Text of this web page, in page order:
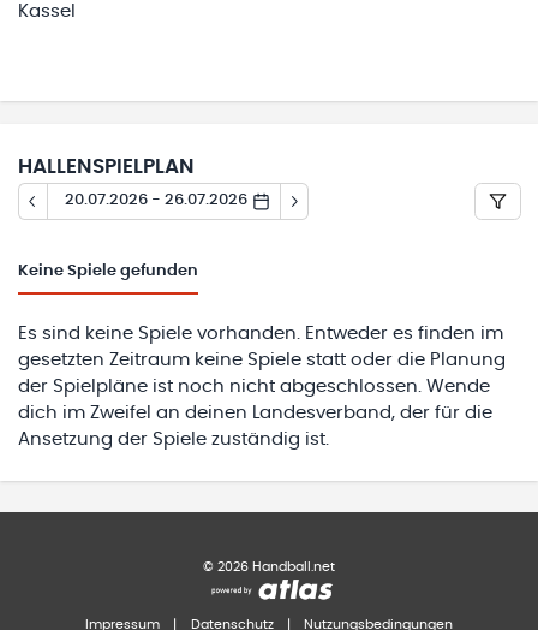
Kassel
HALLENSPIELPLAN
20.07.2026 - 26.07.2026
Keine Spiele gefunden
Es sind keine Spiele vorhanden. Entweder es finden im
gesetzten Zeitraum keine Spiele statt oder die Planung
der Spielpläne ist noch nicht abgeschlossen. Wende
dich im Zweifel an deinen Landesverband, der für die
Ansetzung der Spiele zuständig ist.
© 2026 Handball.net
Impressum Datenschutz Nutzungsbedingungen